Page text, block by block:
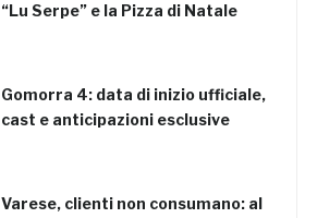
“Lu Serpe” e la Pizza di Natale
Gomorra 4: data di inizio ufficiale,
cast e anticipazioni esclusive
Varese, clienti non consumano: al